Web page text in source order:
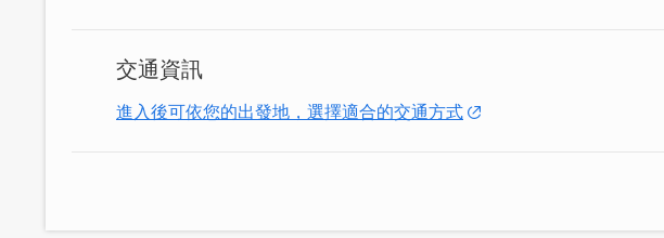
交通資訊
進入後可依您的出發地，選擇適合的交通方式